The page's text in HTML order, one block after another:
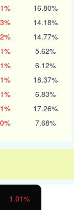
16.80%
14.18%
14.77%
5.62%
6.12%
18.37%
6.83%
17.26%
7.68%
1.01%